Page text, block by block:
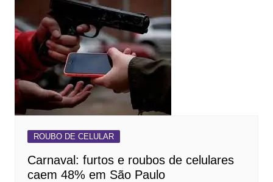
ROUBO DE CELULAR
Carnaval: furtos e roubos de celulares
caem 48% em São Paulo